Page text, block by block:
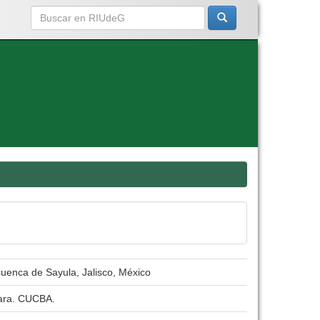
de Sayula, Jalisco, México
CUCBA.